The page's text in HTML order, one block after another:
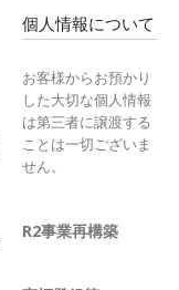
個人情報について
お客様からお預かり
した大切な個人情報
は第三者に譲渡する
ことは一切ございま
せん。
R2事業再構築